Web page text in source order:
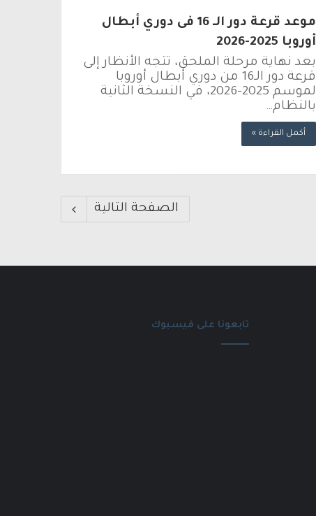
موعد قرعة دور الـ 16 فى دوري أبطال
أوروبا 2025-2026
بعد نهاية مرحلة الملحق، تتجه الأنظار إلى
قرعة دور الـ16 من دوري أبطال أوروبا
لموسم 2025-2026، في النسخة الثانية
بالنظام…
أكمل القراءة »
الصفحة التالية
تابعونا على فيسبوك